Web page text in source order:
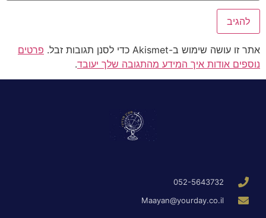
אתר זו עושה שימוש ב-Akismet כדי לסנן תגובות זבל.
פרטים
נוספים אודות איך המידע מהתגובה שלך יעובד.
052-5643732
Maayan@yourday.co.il